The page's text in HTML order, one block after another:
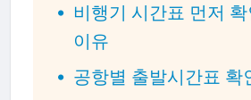
비행기 시간표 먼저
이유
공항별 출발시간표 확